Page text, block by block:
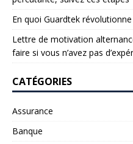
En quoi Guardtek
Lettre de motivation
faire si vous n’avez pas
CATÉGORIES
Assurance
Banque